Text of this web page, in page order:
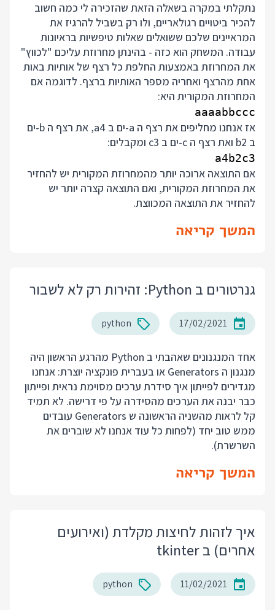
נתקלתי במקרה בשאלה הזאת שהזכירה לי כמה חשוב
להכיר ביטויים רגולאריים, ולו רק בשביל להרגיז את
המראיינים שלכם ששואלים שאלות טיפשיות בראיונות
עבודה. המשחק הוא כזה - בהינתן מחרוזת עליכם "לכווץ"
את המחרוזת באמצעות החלפת כל רצף של אותיות באות
אחת מהרצף ואחריה מספר האותיות ברצף. לדוגמה אם
המחרוזת המקורית היא:
aaaabbccc
אז אנחנו מחליפים את רצף ה a-ים ב a4, את רצף ה b-ים
ב b2 ואת רצף ה c-ים ב c3 ומקבלים:
a4b2c3
אם התוצאה ארוכה יותר מהמחרוזת המקורית יש להחזיר
את המחרוזת המקורית, ואם התוצאה קצרה יותר יש
להחזיר את התוצאה המכווצת.
המשך קריאה
גנרטורים ב Python: זהירות רק לא לשבור
17/02/2021
python
אחד המנגנונים שאהבתי ב Python מהרגע הראשון היה
מנגנון ה Generators או בעברית פונקציה יוצרת: אנחנו
מגדירים לפייתון איך סידרת ערכים מסוימת נראית ופייתון
כבר יבנה את הערכים מהסידרה על פי דרישה. לא תמיד
קל לראות מהשניה הראשונה ש Generators עובדים
ממש טוב יחד (לפחות כל עוד אנחנו לא שוברים את
השרשרת).
המשך קריאה
איך לזהות לחיצות מקלדת (ואירועים
אחרים) ב tkinter
11/02/2021
python